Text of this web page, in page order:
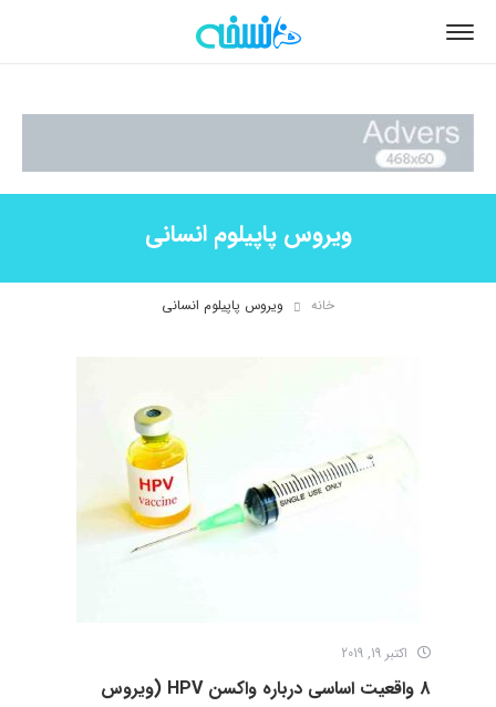
ویروس پاپیلوم انسانی
خانه ویروس پاپیلوم انسانی
اکتبر 19, 2019
8 واقعیت اساسی درباره واکسن HPV (ویروس